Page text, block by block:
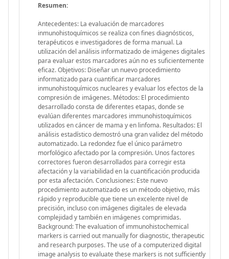
Resumen:
Antecedentes: La evaluación de marcadores
inmunohistoquímicos se realiza con fines diagnósticos,
terapéuticos e investigadores de forma manual. La
utilización del análisis informatizado de imágenes digitales
para evaluar estos marcadores aún no es suficientemente
eficaz. Objetivos: Diseñar un nuevo procedimiento
informatizado para cuantificar marcadores
inmunohistoquímicos nucleares y evaluar los efectos de la
compresión de imágenes. Métodos: El procedimiento
desarrollado consta de diferentes etapas, donde se
evalúan diferentes marcadores immunohistoquímicos
utilizados en cáncer de mama y en linfoma. Resultados: El
análisis estadístico demostró una gran validez del método
automatizado. La redondez fue el único parámetro
morfológico afectado por la compresión. Unos factores
correctores fueron desarrollados para corregir esta
afectación y la variabilidad en la cuantificación producida
por esta afectación. Conclusiones: Este nuevo
procedimiento automatizado es un método objetivo, más
rápido y reproducible que tiene un excelente nivel de
precisión, incluso con imágenes digitales de elevada
complejidad y también en imágenes comprimidas.
Background: The evaluation of immunohistochemical
markers is carried out manually for diagnostic, therapeutic
and research purposes. The use of a computerized digital
image analysis to evaluate these markers is not sufficiently